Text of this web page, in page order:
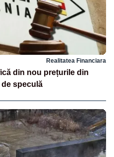
Realitatea Financiara
din nou prețurile din
speculă